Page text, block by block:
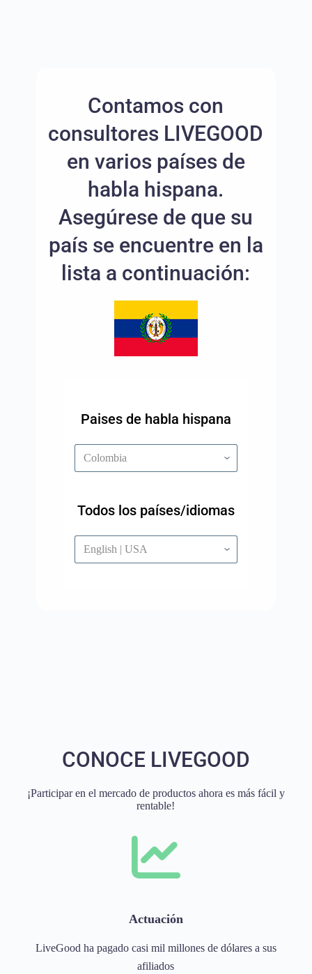
Contamos con
consultores LIVEGOOD
en varios países de
habla hispana.
Asegúrese de que su
país se encuentre en la
lista a continuación:
Paises de habla hispana
Todos los países/idiomas
CONOCE LIVEGOOD
¡Participar en el mercado de productos ahora es más fácil y
rentable!
Actuación
LiveGood ha pagado casi mil millones de dólares a sus
afiliados